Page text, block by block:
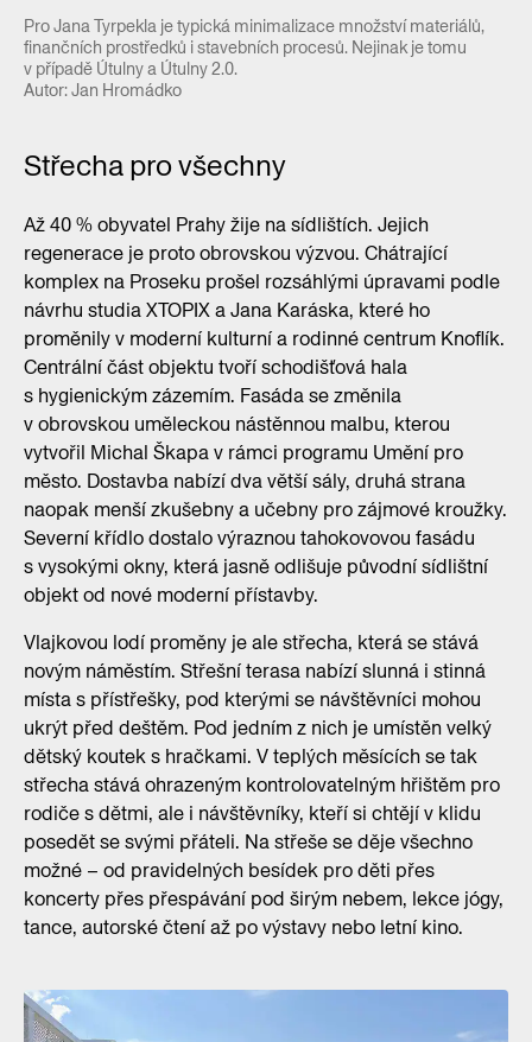
Pro Jana Tyrpekla je typická minimalizace množství materiálů,
finančních prostředků i stavebních procesů. Nejinak je tomu
v případě Útulny a Útulny 2.0.
Autor: Jan Hromádko
Střecha pro všechny
Až 40 % obyvatel Prahy žije na sídlištích. Jejich
regenerace je proto obrovskou výzvou. Chátrající
komplex na Proseku prošel rozsáhlými úpravami podle
návrhu studia XTOPIX a Jana Karáska, které ho
proměnily v moderní kulturní a rodinné centrum Knoflík.
Centrální část objektu tvoří schodišťová hala
s hygienickým zázemím. Fasáda se změnila
v obrovskou uměleckou nástěnnou malbu, kterou
vytvořil Michal Škapa v rámci programu Umění pro
město. Dostavba nabízí dva větší sály, druhá strana
naopak menší zkušebny a učebny pro zájmové kroužky.
Severní křídlo dostalo výraznou tahokovovou fasádu
s vysokými okny, která jasně odlišuje původní sídlištní
objekt od nové moderní přístavby.
Vlajkovou lodí proměny je ale střecha, která se stává
novým náměstím. Střešní terasa nabízí slunná i stinná
místa s přístřešky, pod kterými se návštěvníci mohou
ukrýt před deštěm. Pod jedním z nich je umístěn velký
dětský koutek s hračkami. V teplých měsících se tak
střecha stává ohrazeným kontrolovatelným hřištěm pro
rodiče s dětmi, ale i návštěvníky, kteří si chtějí v klidu
posedět se svými přáteli. Na střeše se děje všechno
možné – od pravidelných besídek pro děti přes
koncerty přes přespávání pod širým nebem, lekce jógy,
tance, autorské čtení až po výstavy nebo letní kino.